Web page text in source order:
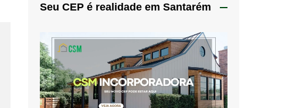
Seu CEP é realidade em Santarém